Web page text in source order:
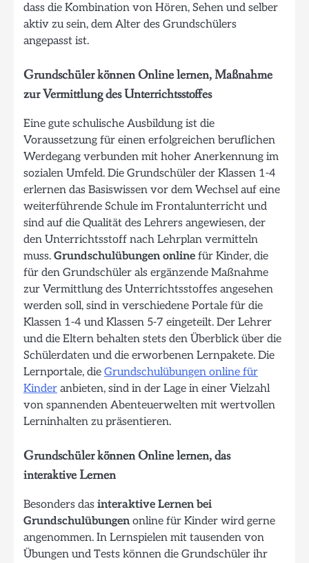
dass die Kombination von Hören, Sehen und selber
aktiv zu sein, dem Alter des Grundschülers
angepasst ist.
Grundschüler können Online lernen, Maßnahme
zur Vermittlung des Unterrichtsstoffes
Eine gute schulische Ausbildung ist die
Voraussetzung für einen erfolgreichen beruflichen
Werdegang verbunden mit hoher Anerkennung im
sozialen Umfeld. Die Grundschüler der Klassen 1-4
erlernen das Basiswissen vor dem Wechsel auf eine
weiterführende Schule im Frontalunterricht und
sind auf die Qualität des Lehrers angewiesen, der
den Unterrichtsstoff nach Lehrplan vermitteln
muss. Grundschulübungen online für Kinder, die
für den Grundschüler als ergänzende Maßnahme
zur Vermittlung des Unterrichtsstoffes angesehen
werden soll, sind in verschiedene Portale für die
Klassen 1-4 und Klassen 5-7 eingeteilt. Der Lehrer
und die Eltern behalten stets den Überblick über die
Schülerdaten und die erworbenen Lernpakete. Die
Lernportale, die Grundschulübungen online für
Kinder anbieten, sind in der Lage in einer Vielzahl
von spannenden Abenteuerwelten mit wertvollen
Lerninhalten zu präsentieren.
Grundschüler können Online lernen, das
interaktive Lernen
Besonders das interaktive Lernen bei
Grundschulübungen online für Kinder wird gerne
angenommen. In Lernspielen mit tausenden von
Übungen und Tests können die Grundschüler ihr